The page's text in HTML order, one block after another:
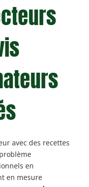
avec des recettes
en
en mesure